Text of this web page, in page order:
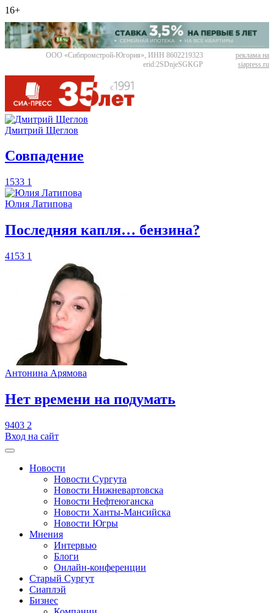
16+
ООО «Сибпромстрой-Югория», ИНН 8602219323
erid:2SDnjeSGKGP
реклама на
siapress.ru
Дмитрий Щеглов
​Совпадение
1533 1
Юлия Латипова
​Последняя капля… бензина?
4153 1
Антонина Арямова
​Нет времени на подумать
9403 2
Вход на сайт
Новости
Новости Сургута
Новости Нижневартовска
Новости Нефтеюганска
Новости Ханты-Мансийска
Новости Югры
Мнения
Интервью
Блоги
Онлайн-конференции
Старый Сургут
Сиаплэй
Бизнес